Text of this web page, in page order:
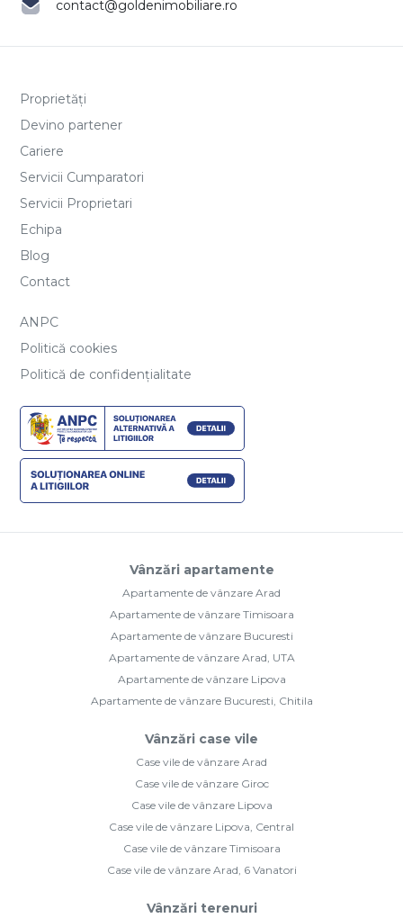
contact@goldenimobiliare.ro
Proprietăți
Devino partener
Cariere
Servicii Cumparatori
Servicii Proprietari
Echipa
Blog
Contact
ANPC
Politică cookies
Politică de confidențialitate
Vânzări apartamente
Apartamente de vânzare Arad
Apartamente de vânzare Timisoara
Apartamente de vânzare Bucuresti
Apartamente de vânzare Arad, UTA
Apartamente de vânzare Lipova
Apartamente de vânzare Bucuresti, Chitila
Vânzări case vile
Case vile de vânzare Arad
Case vile de vânzare Giroc
Case vile de vânzare Lipova
Case vile de vânzare Lipova, Central
Case vile de vânzare Timisoara
Case vile de vânzare Arad, 6 Vanatori
Vânzări terenuri